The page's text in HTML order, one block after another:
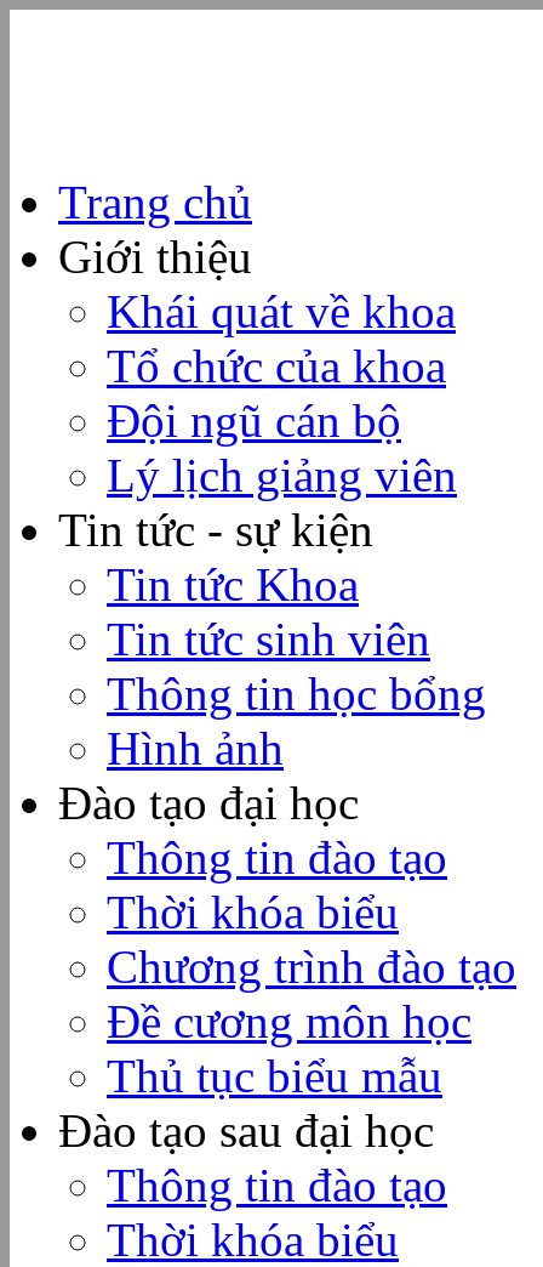
Trang chủ
Giới thiệu
Khái quát về khoa
Tổ chức của khoa
Đội ngũ cán bộ
Lý lịch giảng viên
Tin tức - sự kiện
Tin tức Khoa
Tin tức sinh viên
Thông tin học bổng
Hình ảnh
Đào tạo đại học
Thông tin đào tạo
Thời khóa biểu
Chương trình đào tạo
Đề cương môn học
Thủ tục biểu mẫu
Đào tạo sau đại học
Thông tin đào tạo
Thời khóa biểu